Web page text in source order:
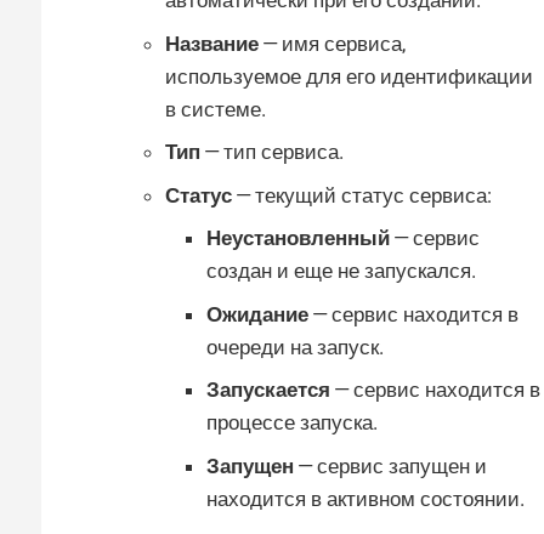
Название — имя сервиса,
используемое для его идентификации
в системе.
Тип — тип сервиса.
Статус — текущий статус сервиса:
Неустановленный — сервис
создан и еще не запускался.
Ожидание — сервис находится в
очереди на запуск.
Запускается — сервис находится в
процессе запуска.
Запущен — сервис запущен и
находится в активном состоянии.